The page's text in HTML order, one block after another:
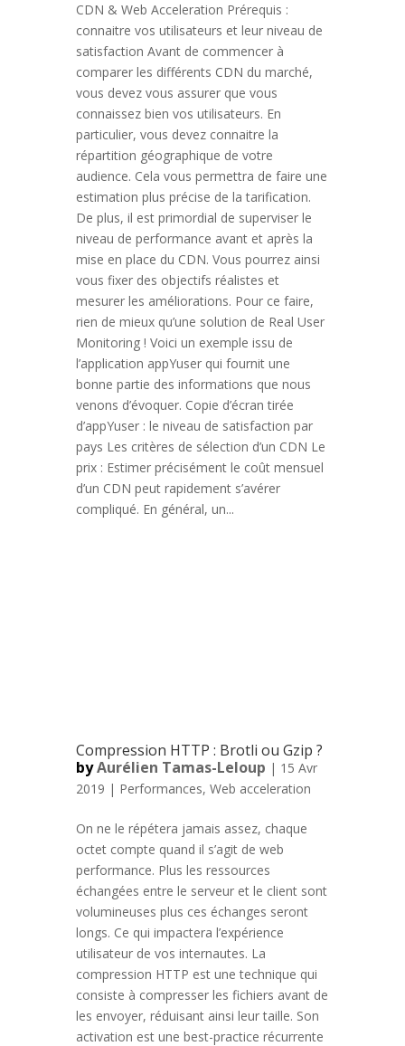
CDN & Web Acceleration Prérequis :
connaitre vos utilisateurs et leur niveau de
satisfaction Avant de commencer à
comparer les différents CDN du marché,
vous devez vous assurer que vous
connaissez bien vos utilisateurs. En
particulier, vous devez connaitre la
répartition géographique de votre
audience. Cela vous permettra de faire une
estimation plus précise de la tarification.
De plus, il est primordial de superviser le
niveau de performance avant et après la
mise en place du CDN. Vous pourrez ainsi
vous fixer des objectifs réalistes et
mesurer les améliorations. Pour ce faire,
rien de mieux qu’une solution de Real User
Monitoring ! Voici un exemple issu de
l’application appYuser qui fournit une
bonne partie des informations que nous
venons d’évoquer. Copie d’écran tirée
d’appYuser : le niveau de satisfaction par
pays Les critères de sélection d’un CDN Le
prix : Estimer précisément le coût mensuel
d’un CDN peut rapidement s’avérer
compliqué. En général, un...
Compression HTTP : Brotli ou Gzip ?
byAurélien Tamas-Leloup | 15 Avr
2019 | Performances, Web acceleration
On ne le répétera jamais assez, chaque
octet compte quand il s’agit de web
performance. Plus les ressources
échangées entre le serveur et le client sont
volumineuses plus ces échanges seront
longs. Ce qui impactera l’expérience
utilisateur de vos internautes. La
compression HTTP est une technique qui
consiste à compresser les fichiers avant de
les envoyer, réduisant ainsi leur taille. Son
activation est une best-practice récurrente